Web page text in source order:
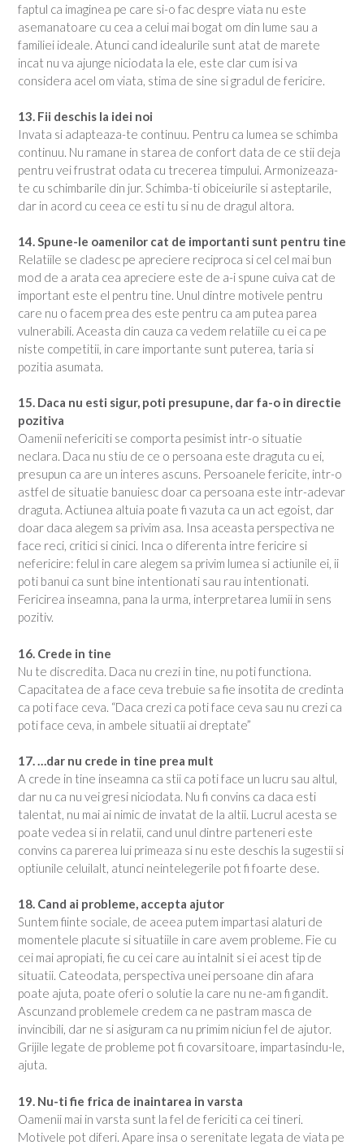
faptul ca imaginea pe care si-o fac despre viata nu este
asemanatoare cu cea a celui mai bogat om din lume sau a
familiei ideale. Atunci cand idealurile sunt atat de marete
incat nu va ajunge niciodata la ele, este clar cum isi va
considera acel om viata, stima de sine si gradul de fericire.
13. Fii deschis la idei noi
Invata si adapteaza-te continuu. Pentru ca lumea se schimba
continuu. Nu ramane in starea de confort data de ce stii deja
pentru vei frustrat odata cu trecerea timpului. Armonizeaza-
te cu schimbarile din jur. Schimba-ti obiceiurile si asteptarile,
dar in acord cu ceea ce esti tu si nu de dragul altora.
14. Spune-le oamenilor cat de importanti sunt pentru tine
Relatiile se cladesc pe apreciere reciproca si cel cel mai bun
mod de a arata cea apreciere este de a-i spune cuiva cat de
important este el pentru tine. Unul dintre motivele pentru
care nu o facem prea des este pentru ca am putea parea
vulnerabili. Aceasta din cauza ca vedem relatiile cu ei ca pe
niste competitii, in care importante sunt puterea, taria si
pozitia asumata.
15. Daca nu esti sigur, poti presupune, dar fa-o in directie
pozitiva
Oamenii nefericiti se comporta pesimist intr-o situatie
neclara. Daca nu stiu de ce o persoana este draguta cu ei,
presupun ca are un interes ascuns. Persoanele fericite, intr-o
astfel de situatie banuiesc doar ca persoana este intr-adevar
draguta. Actiunea altuia poate fi vazuta ca un act egoist, dar
doar daca alegem sa privim asa. Insa aceasta perspectiva ne
face reci, critici si cinici. Inca o diferenta intre fericire si
nefericire: felul in care alegem sa privim lumea si actiunile ei, ii
poti banui ca sunt bine intentionati sau rau intentionati.
Fericirea inseamna, pana la urma, interpretarea lumii in sens
pozitiv.
16. Crede in tine
Nu te discredita. Daca nu crezi in tine, nu poti functiona.
Capacitatea de a face ceva trebuie sa fie insotita de credinta
ca poti face ceva. “Daca crezi ca poti face ceva sau nu crezi ca
poti face ceva, in ambele situatii ai dreptate”
17. …dar nu crede in tine prea mult
A crede in tine inseamna ca stii ca poti face un lucru sau altul,
dar nu ca nu vei gresi niciodata. Nu fi convins ca daca esti
talentat, nu mai ai nimic de invatat de la altii. Lucrul acesta se
poate vedea si in relatii, cand unul dintre parteneri este
convins ca parerea lui primeaza si nu este deschis la sugestii si
optiunile celuilalt, atunci neintelegerile pot fi foarte dese.
18. Cand ai probleme, accepta ajutor
Suntem fiinte sociale, de aceea putem impartasi alaturi de
momentele placute si situatiile in care avem probleme. Fie cu
cei mai apropiati, fie cu cei care au intalnit si ei acest tip de
situatii. Cateodata, perspectiva unei persoane din afara
poate ajuta, poate oferi o solutie la care nu ne-am fi gandit.
Ascunzand problemele credem ca ne pastram masca de
invincibili, dar ne si asiguram ca nu primim niciun fel de ajutor.
Grijile legate de probleme pot fi covarsitoare, impartasindu-le,
ajuta.
19. Nu-ti fie frica de inaintarea in varsta
Oamenii mai in varsta sunt la fel de fericiti ca cei tineri.
Motivele pot diferi. Apare insa o serenitate legata de viata pe